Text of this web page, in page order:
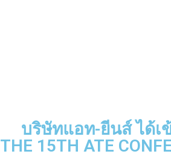
บริษัทแอท-ยีนส์ ได้เ
THE 15TH ATE